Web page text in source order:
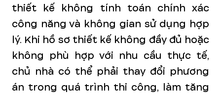
thiết kế không tính toán chính xác
công năng và không gian sử dụng hợp
lý. Khi hồ sơ thiết kế không đầy đủ hoặc
không phù hợp với nhu cầu thực tế,
chủ nhà có thể phải thay đổi phương
án trong quá trình thi công, làm tăng